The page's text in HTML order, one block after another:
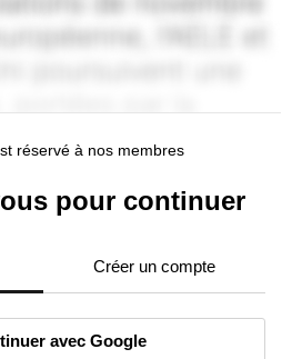
réservé à nos membres
pour continuer
Créer un compte
avec Google